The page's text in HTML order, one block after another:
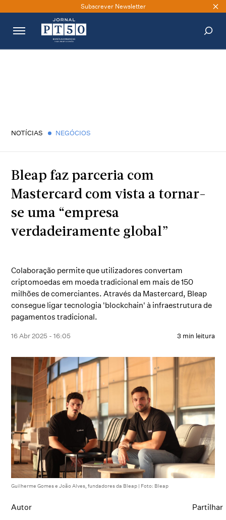
Subscrever Newsletter
NOTÍCIAS NEGÓCIOS
Bleap faz parceria com
Mastercard com vista a tornar-
se uma “empresa
verdadeiramente global”
Colaboração permite que utilizadores convertam
criptomoedas em moeda tradicional em mais de 150
milhões de comerciantes. Através da Mastercard, Bleap
consegue ligar tecnologia 'blockchain' à infraestrutura de
pagamentos tradicional.
16 Abr 2025 - 16:05 3 min leitura
Guilherme Gomes e João Alves, fundadores da Bleap | Foto: Bleap
Autor Partilhar